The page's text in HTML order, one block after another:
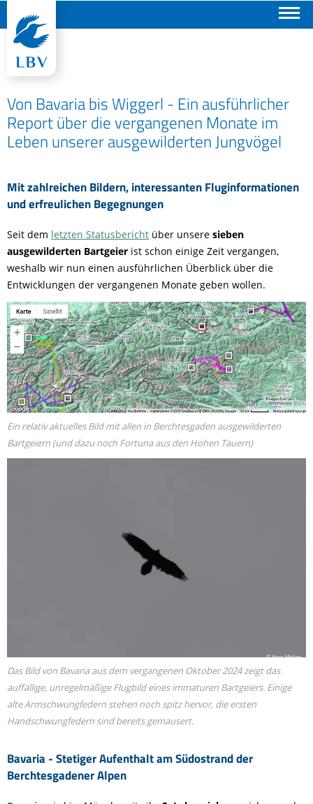
Von Bavaria bis Wiggerl - Ein ausführlicher
Report über die vergangenen Monate im
Leben unserer ausgewilderten Jungvögel
Mit zahlreichen Bildern, interessanten Fluginformationen
und erfreulichen Begegnungen
Seit dem letzten Statusbericht über unsere sieben
ausgewilderten Bartgeier ist schon einige Zeit vergangen,
weshalb wir nun einen ausführlichen Überblick über die
Entwicklungen der vergangenen Monate geben wollen.
Ein relativ aktuelles Bild mit allen in Berchtesgaden ausgewilderten
Bartgeiern (und dazu noch Fortuna aus den Hohen Tauern)
Bavaria - Stetiger Aufenthalt am Südostrand der
Berchtesgadener Alpen
Das Bild von Bavaria aus dem vergangenen Oktober 2024 zeigt das
auffällige, unregelmäßige Flugbild eines immaturen Bartgeiers. Einige
alte Armschwungfedern stehen noch spitz hervor, die ersten
Handschwungfedern sind bereits gemausert.